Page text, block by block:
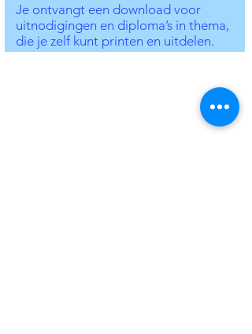
Je ontvangt een download voor
uitnodigingen en diploma’s in thema,
die je zelf kunt printen en uitdelen.